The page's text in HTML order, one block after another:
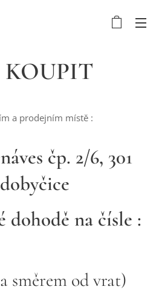
KOUPIT
a prodejním místě :
čp. 2/6, 301
dohodě na čísle :
směrem od vrat)